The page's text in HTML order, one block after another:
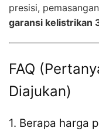
presisi,
garansi kelistrikan
FAQ
Diajukan)
1. Berapa harga